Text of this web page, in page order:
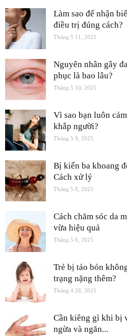
Làm sao để nhận
điều trị đúng cách?
Tháng 5 11, 2025
Nguyên nhân gây
phục là bao lâu?
Tháng 5 10, 2025
Vì sao bạn luôn
khắp người?
Tháng 5 9, 2025
Bị kiến ba khoang
Cách xử lý
Tháng 5 8, 2025
Cách chăm sóc da
vừa hiệu quả
Tháng 5 6, 2025
Trẻ bị táo bón
trạng nặng thêm?
Tháng 4 28, 2025
Cần kiêng gì khi bị
ngừa và ngăn...